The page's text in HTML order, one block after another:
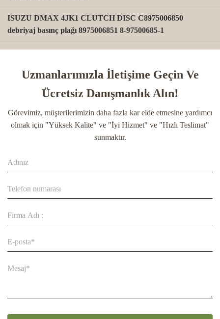
ISUZU DMAX 4JK1 CLUTCH DISC C8975006850
debriyaj basınç plağı 8975006851 8-97500685-1
8-94167410-1 Isuzu NKR Voltaj Düzenleyicisi için 12V 3Pin
Isuzu DMAX MUX 4JJ1 için katran kemeri gergici
C8974352290 8-97435229-0
Uzmanlarımızla İletişime Geçin Ve
Ücretsiz Danışmanlık Alın!
Görevimiz, müşterilerimizin daha fazla kar elde etmesine yardımcı
olmak için "Yüksek Kalite" ve "İyi Hizmet" ve "Hızlı Teslimat"
sunmaktır.